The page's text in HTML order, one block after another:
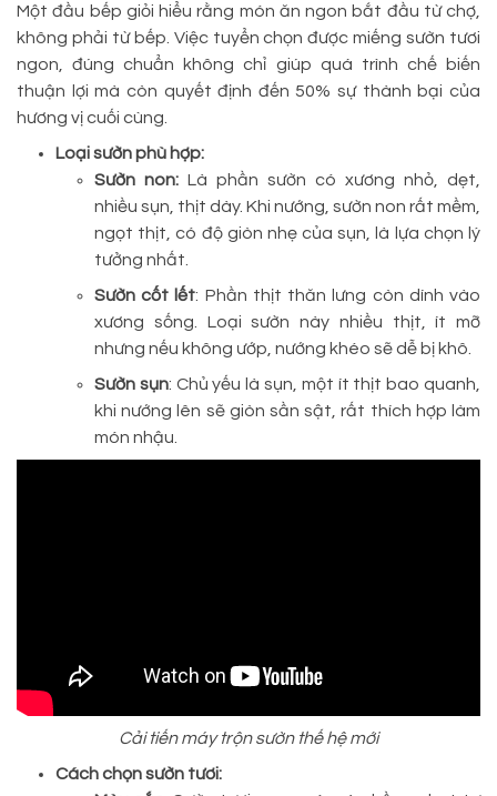
Một đầu bếp giỏi hiểu rằng món ăn ngon bắt đầu từ chợ,
không phải từ bếp. Việc tuyển chọn được miếng sườn tươi
ngon, đúng chuẩn không chỉ giúp quá trình chế biến
thuận lợi mà còn quyết định đến 50% sự thành bại của
hương vị cuối cùng.
Loại sườn phù hợp:
Sườn non: Là phần sườn có xương nhỏ, dẹt,
nhiều sụn, thịt dày. Khi nướng, sườn non rất mềm,
ngọt thịt, có độ giòn nhẹ của sụn, là lựa chọn lý
tưởng nhất.
Sườn cốt lết: Phần thịt thăn lưng còn dính vào
xương sống. Loại sườn này nhiều thịt, ít mỡ
nhưng nếu không ướp, nướng khéo sẽ dễ bị khô.
Sườn sụn: Chủ yếu là sụn, một ít thịt bao quanh,
khi nướng lên sẽ giòn sần sật, rất thích hợp làm
món nhậu.
Cải tiến máy trộn sườn thế hệ mới
Cách chọn sườn tươi: